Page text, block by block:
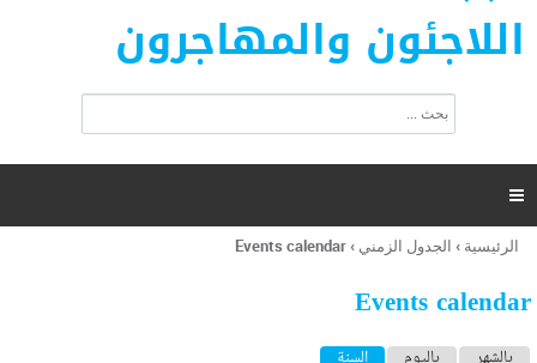
اللاجئون والمهاجرون
ت
ر
ل
ح
ب

أنت
هنا
الرئيسية › الجدول الزمني ›
Events calendar
Events calendar